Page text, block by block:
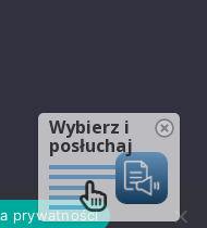
prywatności
Wybierz i
posłuchaj